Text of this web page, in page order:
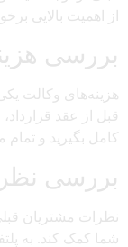
از اهمیت بالایی
بررسی
هزینه‌های وکالت
قبل از عقد
کامل بگیرید و
بررسی
نظرات مشتریان
شما کمک کند. به